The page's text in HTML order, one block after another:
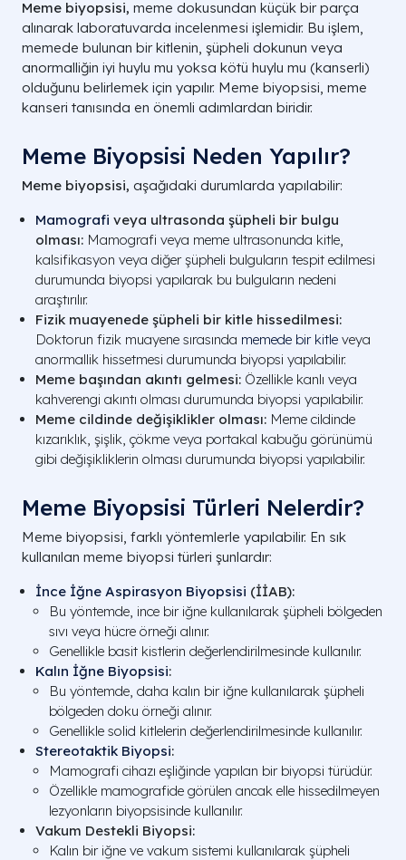
Meme biyopsisi, meme dokusundan küçük bir parça
alınarak laboratuvarda incelenmesi işlemidir. Bu işlem,
memede bulunan bir kitlenin, şüpheli dokunun veya
anormalliğin iyi huylu mu yoksa kötü huylu mu (kanserli)
olduğunu belirlemek için yapılır. Meme biyopsisi, meme
kanseri tanısında en önemli adımlardan biridir.
Meme Biyopsisi Neden Yapılır?
Meme biyopsisi, aşağıdaki durumlarda yapılabilir:
Mamografi veya ultrasonda şüpheli bir bulgu
olması: Mamografi veya meme ultrasonunda kitle,
kalsifikasyon veya diğer şüpheli bulguların tespit edilmesi
durumunda biyopsi yapılarak bu bulguların nedeni
araştırılır.
Fizik muayenede şüpheli bir kitle hissedilmesi:
Doktorun fizik muayene sırasında memede bir kitle veya
anormallik hissetmesi durumunda biyopsi yapılabilir.
Meme başından akıntı gelmesi: Özellikle kanlı veya
kahverengi akıntı olması durumunda biyopsi yapılabilir.
Meme cildinde değişiklikler olması: Meme cildinde
kızarıklık, şişlik, çökme veya portakal kabuğu görünümü
gibi değişikliklerin olması durumunda biyopsi yapılabilir.
Meme Biyopsisi Türleri Nelerdir?
Meme biyopsisi, farklı yöntemlerle yapılabilir. En sık
kullanılan meme biyopsi türleri şunlardır:
İnce İğne Aspirasyon Biyopsisi (İİAB):
Bu yöntemde, ince bir iğne kullanılarak şüpheli bölgeden
sıvı veya hücre örneği alınır.
Genellikle basit kistlerin değerlendirilmesinde kullanılır.
Kalın İğne Biyopsisi:
Bu yöntemde, daha kalın bir iğne kullanılarak şüpheli
bölgeden doku örneği alınır.
Genellikle solid kitlelerin değerlendirilmesinde kullanılır.
Stereotaktik Biyopsi:
Mamografi cihazı eşliğinde yapılan bir biyopsi türüdür.
Özellikle mamografide görülen ancak elle hissedilmeyen
lezyonların biyopsisinde kullanılır.
Vakum Destekli Biyopsi:
Kalın bir iğne ve vakum sistemi kullanılarak şüpheli